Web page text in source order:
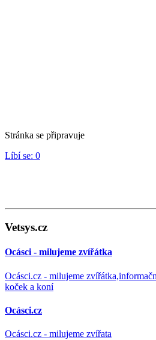
Stránka se připravuje
Líbí se: 0
Vetsys.cz
Ocásci - milujeme zvířátka
Ocásci.cz - milujeme
koček a koní
Ocásci.cz
Ocásci.cz - milujeme zvířata